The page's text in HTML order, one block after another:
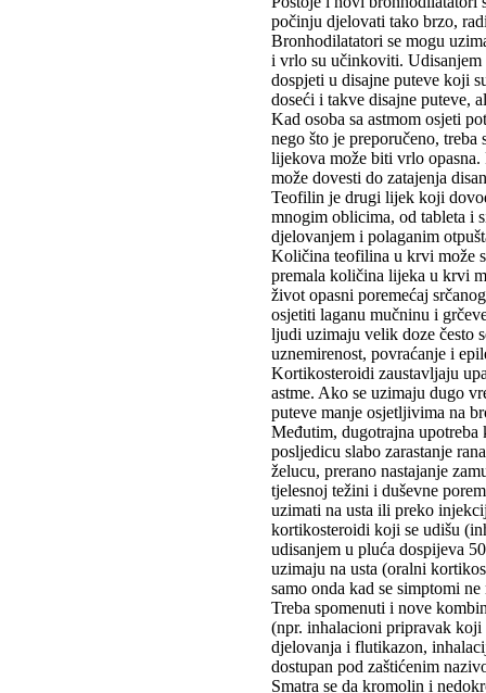
počinju djelovati tako brzo,
Bronhodilatatori se mogu
i vrlo su učinkoviti. Udisanjem
dospjeti u disajne puteve koji
doseći i takve disajne puteve,
Kad osoba sa astmom osjeti
nego što je preporučeno,
lijekova može biti vrlo opasna.
može dovesti do zatajenja
Teofilin je drugi lijek koji
mnogim oblicima, od tableta i
djelovanjem i polaganim
Količina teofilina u krvi može
premala količina lijeka u krvi
život opasni poremećaj
osjetiti laganu mučninu i
ljudi uzimaju velik doze često
uznemirenost, povraćanje i
Kortikosteroidi zaustavljaju
astme. Ako se uzimaju dugo
puteve manje osjetljivima na
Međutim, dugotrajna
posljedicu slabo zarastanje
želucu, prerano nastajanje
tjelesnoj težini i duševne
uzimati na usta ili preko
kortikosteroidi koji se udišu
udisanjem u pluća dospijeva
uzimaju na usta (oralni
samo onda kad se simptomi
Treba spomenuti i nove
(npr. inhalacioni pripravak koji
djelovanja i flutikazon,
dostupan pod zaštićenim
Smatra se da kromolin i